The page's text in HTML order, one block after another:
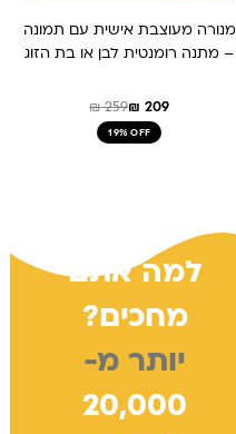
מנורה מעוצבת אישית עם תמונה
– מתנה רומנטית לבן או בת הזוג
₪259₪ 209
19% OFF
למה אתם
מחכים?
יותר מ-
20,000